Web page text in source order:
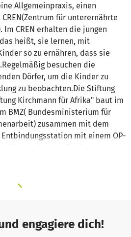
Allgemeinpraxis, einen
für unterernährte
CREN erhalten die jungen
heißt, sie lernen, mit
so zu ernähren, dass sie
besuchen die
Dörfer, um die Kinder zu
zu beobachten.Die Stiftung
Kirchmann für Afrika" baut im
BMZ( Bundesministerium für
zusammen mit dem
mit einem OP-
Vorsorge für die werdenden
hoch ist.
fachkundigem Personal, um
sichern zu können.
engagiere dich!